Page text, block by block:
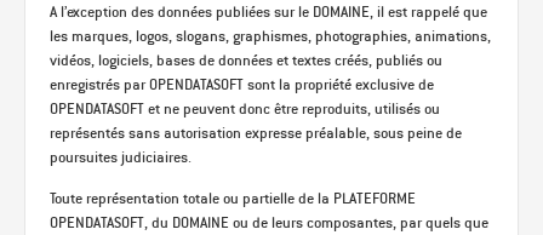
A l’exception des données publiées sur le DOMAINE, il est rappelé que
les marques, logos, slogans, graphismes, photographies, animations,
vidéos, logiciels, bases de données et textes créés, publiés ou
enregistrés par OPENDATASOFT sont la propriété exclusive de
OPENDATASOFT et ne peuvent donc être reproduits, utilisés ou
représentés sans autorisation expresse préalable, sous peine de
poursuites judiciaires.
Toute représentation totale ou partielle de la PLATEFORME
OPENDATASOFT, du DOMAINE ou de leurs composantes, par quels que